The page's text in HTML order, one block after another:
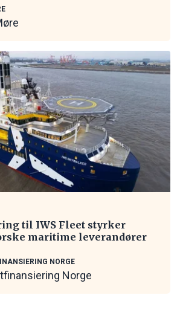
til IWS Fleet styrker
maritime leverandører
NORGE
Norge